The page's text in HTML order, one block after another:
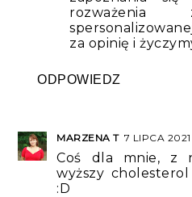
rozważenia
za opinię i
ODPOWIEDZ
MARZENA T 7 LIPCA 2021
Coś dla mnie, z
wyższy
:D